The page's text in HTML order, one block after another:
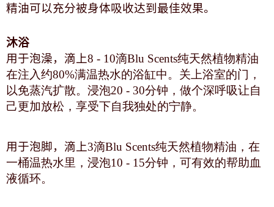
精油可以充分被身体吸收达到最佳效果。
沐浴
用于泡澡，滴上8 - 10滴Blu Scents纯天然植物精油
在注入约80%满温热水的浴缸中。关上浴室的门，
以免蒸汽扩散。浸泡20 - 30分钟，做个深呼吸让自
己更加放松，享受下自我独处的宁静。
用于泡脚，滴上3滴Blu Scents纯天然植物精油，在
一桶温热水里，浸泡10 - 15分钟，可有效的帮助血
液循环。